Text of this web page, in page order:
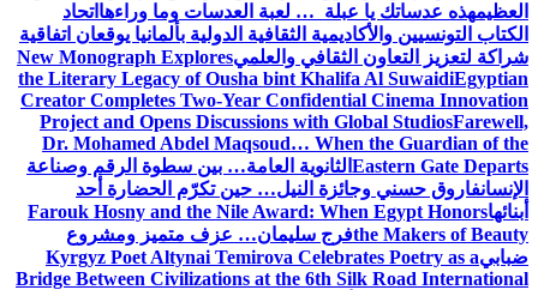
العظيمهذه عدساتك يا عبلة … لعبة العدسات وما وراءها اتحاد
الكتاب التونسيين والأكاديمية الثقافية الدولية بألمانيا يوقعان اتفاقية
شراكة لتعزيز التعاون الثقافي والعلميNew Monograph Explores
the Literary Legacy of Ousha bint Khalifa Al SuwaidiEgyptian
Creator Completes Two-Year Confidential Cinema Innovation
Project and Opens Discussions with Global StudiosFarewell,
Dr. Mohamed Abdel Maqsoud… When the Guardian of the
Eastern Gate Departs الثانوية العامة… بين سطوة الرقم وصناعة
الإنسانفاروق حسني وجائزة النيل… حين تكرّم الحضارة أحد
أبنائهاFarouk Hosny and the Nile Award: When Egypt Honors
the Makers of Beautyفرج سليمان… عزف متميز ومشروع
ضبابيKyrgyz Poet Altynai Temirova Celebrates Poetry as a
Bridge Between Civilizations at the 6th Silk Road International